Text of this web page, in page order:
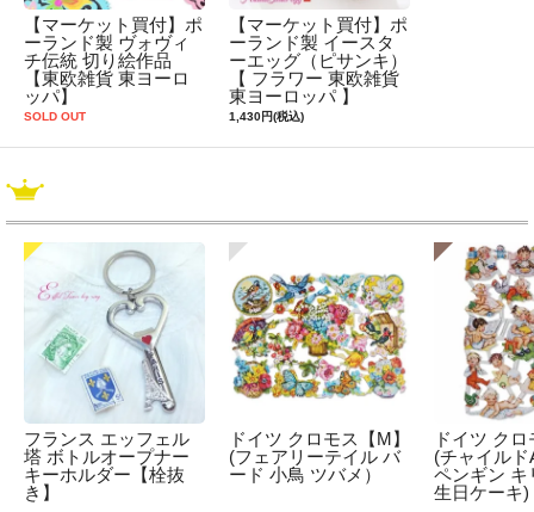
【マーケット買付】ポ
ーランド製 ヴォヴィ
チ伝統 切り絵作品
【東欧雑貨 東ヨーロ
ッパ】
SOLD OUT
【マーケット買付】ポ
ーランド製 イースタ
ーエッグ（ピサンキ）
【 フラワー 東欧雑貨
東ヨーロッパ 】
1,430円(税込)
フランス エッフェル
塔 ボトルオープナー
キーホルダー【栓抜
き】
ドイツ クロモス【M】
(フェアリーテイル バ
ード 小鳥 ツバメ）
ドイツ ク
(チャイルド
ペンギン キ
生日ケーキ)